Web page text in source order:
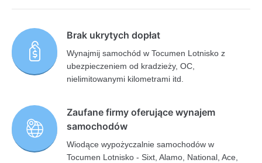
Brak ukrytych dopłat
Wynajmij samochód w Tocumen Lotnisko z
ubezpieczeniem od kradzieży, OC,
nielimitowanymi kilometrami itd.
Zaufane firmy oferujące wynajem
samochodów
Wiodące wypożyczalnie samochodów w
Tocumen Lotnisko - Sixt, Alamo, National, Ace,